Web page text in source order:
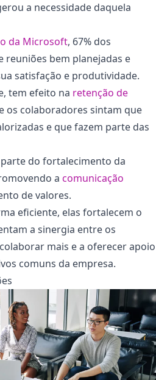
a necessidade daquela
da Microsoft, 67% dos
bem planejadas e
satisfação e produtividade.
tem efeito na retenção de
os colaboradores sintam que
e que fazem parte das
do fortalecimento da
a comunicação
de valores.
eficiente, elas fortalecem o
a sinergia entre os
mais e a oferecer apoio
comuns da empresa.